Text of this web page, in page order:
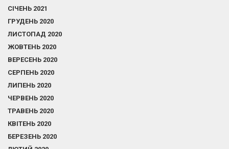
СІЧЕНЬ 2021
ГРУДЕНЬ 2020
ЛИСТОПАД 2020
ЖОВТЕНЬ 2020
ВЕРЕСЕНЬ 2020
СЕРПЕНЬ 2020
ЛИПЕНЬ 2020
ЧЕРВЕНЬ 2020
ТРАВЕНЬ 2020
КВІТЕНЬ 2020
БЕРЕЗЕНЬ 2020